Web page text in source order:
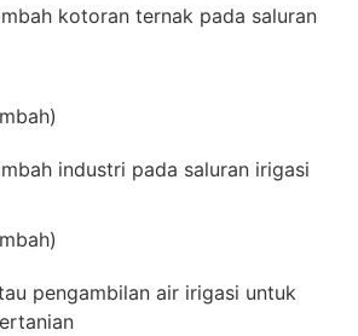
kotoran ternak pada saluran
industri pada saluran irigasi
pengambilan air irigasi untuk